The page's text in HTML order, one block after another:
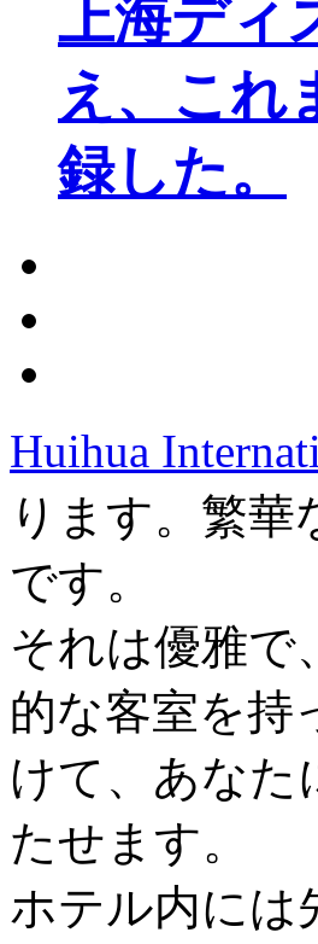
上海ディ
え、これ
録した。
Huihua
ります。繁
です。
それは優雅で
的な客室を持
けて、あなた
たせます。
ホテル内には